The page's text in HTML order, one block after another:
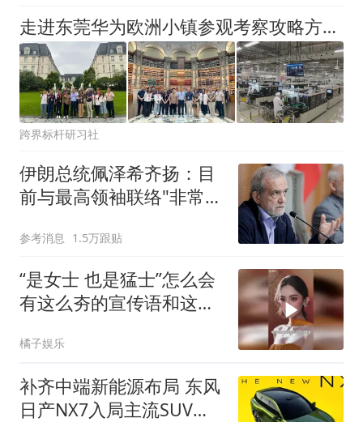
走进东莞华为欧洲小镇参观考察攻略方案 | 华为公司总部考察游学预约电话
跨界标杆研习社
伊朗总统佩泽希齐扬：目
前与最高领袖联络"非常困
参考消息 1.5万跟贴
“是女士 也是猛士”怎么会
有这么夯的宣传语和这么
橘子娱乐
补齐中端新能源布局 东风
日产NX7入局主流SUV赛